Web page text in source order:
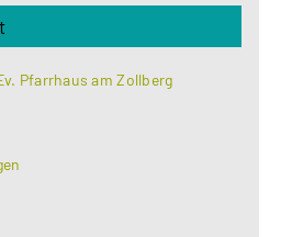
Pfarrhaus am Zollberg